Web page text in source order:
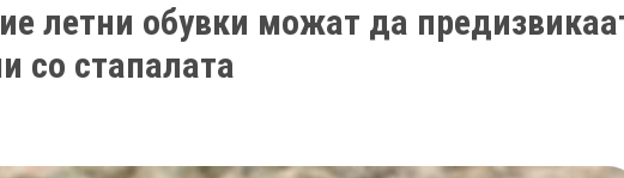
летни обувки можат да
со стапалата